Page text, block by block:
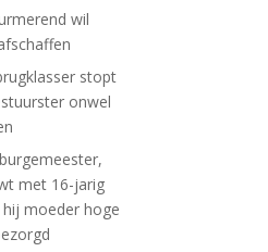
wil
stopt
onwel
met 16-jarig
moeder hoge